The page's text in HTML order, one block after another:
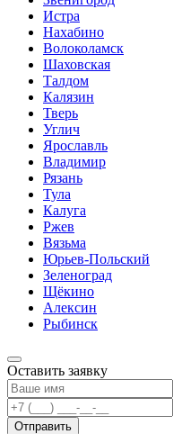
Истра
Нахабино
Волоколамск
Шаховская
Талдом
Калязин
Тверь
Углич
Ярославль
Владимир
Рязань
Тула
Калуга
Ржев
Вязьма
Юрьев-Польский
Зеленоград
Щёкино
Алексин
Рыбинск
Оставить заявку
Отправить